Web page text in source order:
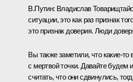
В.Путин: Владислав
ситуации, это как раз признак
это признак доверия. Люди
Вы также заметили, что какие-
с мертвой точки. Давайте будем
считать, что они сдвинулись,